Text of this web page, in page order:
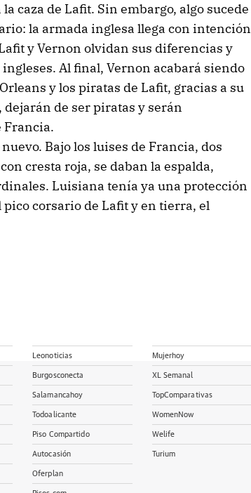
caza de Lafit. Sin embargo, algo sucede
la armada inglesa llega con intención
y Vernon olvidan sus diferencias y
Al final, Vernon acabará siendo
y los piratas de Lafit, gracias a su
de ser piratas y serán
Francia.
Bajo los luises de Francia, dos
cresta roja, se daban la espalda,
Luisiana tenía ya una protección
pico corsario de Lafit y en tierra, el
Leonoticias
Burgosconecta
Salamancahoy
Todoalicante
Piso Compartido
Autocasión
Oferplan
Mujerhoy
XL Semanal
TopComparativas
WomenNow
Welife
Turium